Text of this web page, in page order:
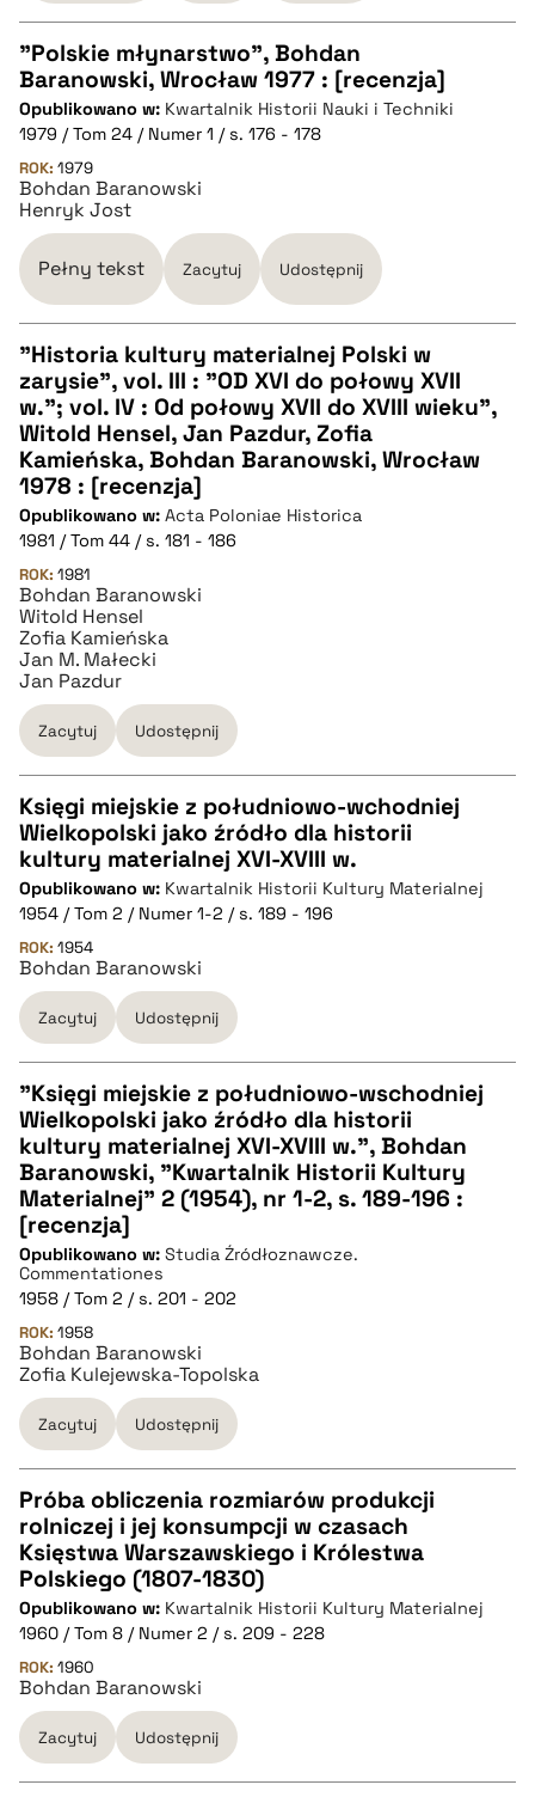
CZYSTY TEKST
pobierz cytat
BIBTEX
pobierz cytat
"Polskie młynarstwo", Bohdan
Baranowski, Wrocław 1977 : [recenzja]
Opublikowano w: Kwartalnik Historii Nauki i Techniki
1979 / Tom 24 / Numer 1 / s. 176 - 178
ROK: 1979
Bohdan Baranowski
Henryk Jost
Pełny tekst Zacytuj Udostępnij
CZYSTY TEKST
pobierz cytat
BIBTEX
pobierz cytat
"Historia kultury materialnej Polski w
zarysie", vol. III : "OD XVI do połowy XVII
w."; vol. IV : Od połowy XVII do XVIII wieku",
Witold Hensel, Jan Pazdur, Zofia
Kamieńska, Bohdan Baranowski, Wrocław
1978 : [recenzja]
Opublikowano w: Acta Poloniae Historica
1981 / Tom 44 / s. 181 - 186
ROK: 1981
Bohdan Baranowski
Witold Hensel
Zofia Kamieńska
Jan M. Małecki
Jan Pazdur
Zacytuj Udostępnij
CZYSTY TEKST
pobierz cytat
BIBTEX
pobierz cytat
Księgi miejskie z południowo-wchodniej
Wielkopolski jako źródło dla historii
kultury materialnej XVI-XVIII w.
Opublikowano w: Kwartalnik Historii Kultury Materialnej
1954 / Tom 2 / Numer 1-2 / s. 189 - 196
ROK: 1954
Bohdan Baranowski
Zacytuj Udostępnij
CZYSTY TEKST
pobierz cytat
BIBTEX
pobierz cytat
"Księgi miejskie z południowo-wschodniej
Wielkopolski jako źródło dla historii
kultury materialnej XVI-XVIII w.", Bohdan
Baranowski, "Kwartalnik Historii Kultury
Materialnej" 2 (1954), nr 1-2, s. 189-196 :
[recenzja]
Opublikowano w: Studia Źródłoznawcze.
Commentationes
1958 / Tom 2 / s. 201 - 202
ROK: 1958
Bohdan Baranowski
Zofia Kulejewska-Topolska
Zacytuj Udostępnij
CZYSTY TEKST
pobierz cytat
BIBTEX
pobierz cytat
Próba obliczenia rozmiarów produkcji
rolniczej i jej konsumpcji w czasach
Księstwa Warszawskiego i Królestwa
Polskiego (1807-1830)
Opublikowano w: Kwartalnik Historii Kultury Materialnej
1960 / Tom 8 / Numer 2 / s. 209 - 228
ROK: 1960
Bohdan Baranowski
Zacytuj Udostępnij